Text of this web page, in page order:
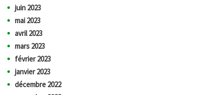
juin 2023
mai 2023
avril 2023
mars 2023
février 2023
janvier 2023
décembre 2022